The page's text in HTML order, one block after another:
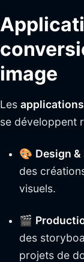
image
Les
se développent
🎨 Design
des
visuels.
🎬
des
projets de